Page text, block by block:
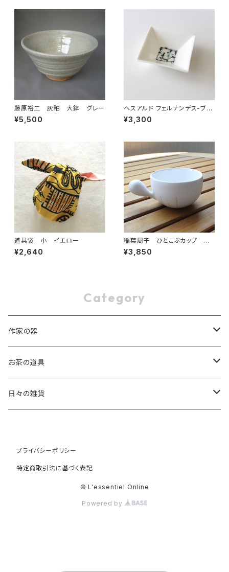
藤原裕二 灰釉 大鉢 グレー
¥5,500
ヘスアルド フェルナンデス-ブラ
ボ 角小皿 ホワイト １
¥3,300
道具袋 小 イエロー
¥2,640
稲葉周子 ひとこぶカップ ホ
ワイト 2
¥3,850
Category
作家の器
稲葉 周子 Chikako Inaba
片瀬 和宏 Kazuhiro Katase
高橋 朋子 Tomoko Saito
竹村 友里 Yuri Takemura
お茶の道具
茶杓
日々の雑貨
天然素材
プライバシーポリシー
特定商取引法に基づく表記
© L'essentiel Online
Powered by